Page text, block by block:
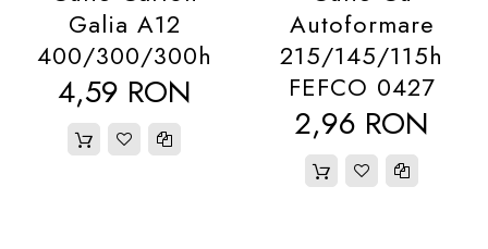
Galia A12
400/300/300h
4,59 RON
Autoformare
215/145/115h
FEFCO 0427
2,96 RON